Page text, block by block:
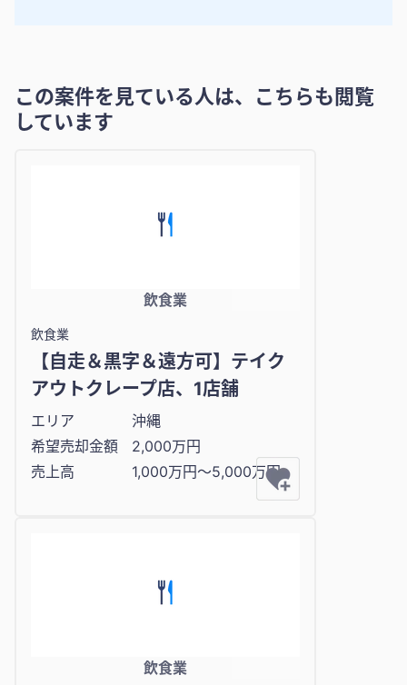
この案件を見ている人は、こちらも閲覧
しています
飲食業
飲食業
【自走＆黒字＆遠方可】テイク
アウトクレープ店、1店舗
エリア
沖縄
希望売却金額
2,000万円
売上高
1,000万円〜5,000万円
飲食業